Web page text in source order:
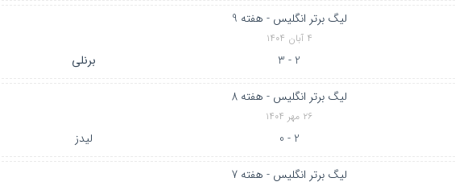
لیگ برتر انگلیس - هفته 9
۴ آبان ۱۴۰۴
2 - 3 برنلی
لیگ برتر انگلیس - هفته 8
۲۶ مهر ۱۴۰۴
2 - 0 لیدز
لیگ برتر انگلیس - هفته 7